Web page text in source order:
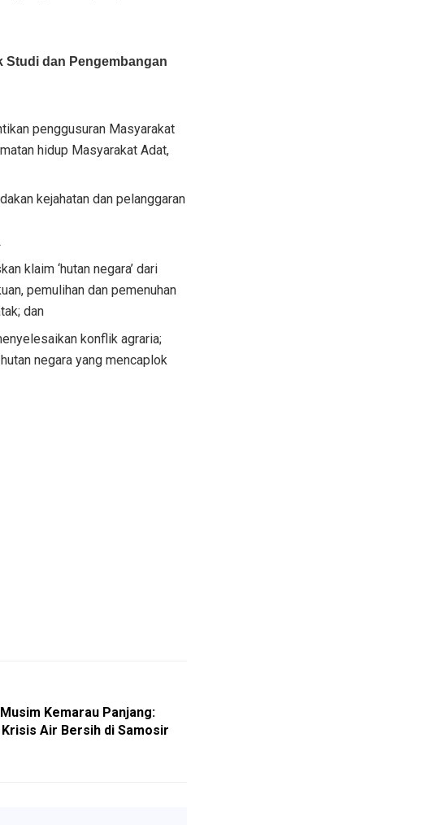
Studi dan Pengembangan
penggusuran Masyarakat
hidup Masyarakat Adat,
kejahatan dan pelanggaran
klaim ‘hutan negara’ dari
pemulihan dan pemenuhan
dan
konflik agraria;
negara yang mencaplok
Kemarau Panjang:
Krisis Air Bersih di Samosir